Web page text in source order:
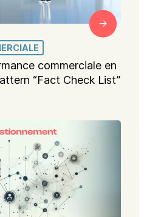
commerciale en
“Fact Check List”